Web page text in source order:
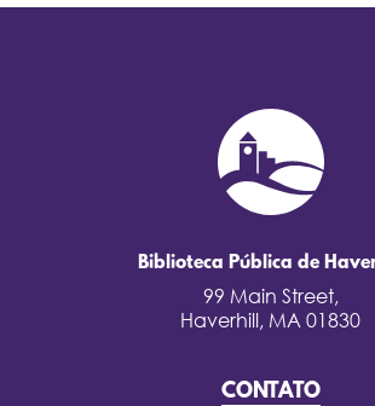
Biblioteca Pública de
99 Main Street,
Haverhill, MA 01830
CONTATO